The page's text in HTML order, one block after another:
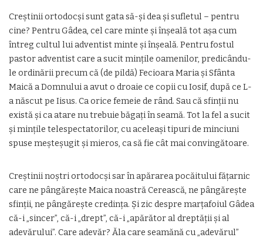
Creştinii ortodocşi sunt gata să-şi dea şi sufletul – pentru
cine? Pentru Gâdea, cel care minte şi înşeală tot aşa cum
întreg cultul lui adventist minte şi înşeală. Pentru fostul
pastor adventist care a sucit minţile oamenilor, predicându-
le ordinării precum că (de pildă) Fecioara Maria şi Sfânta
Maică a Domnului a avut o droaie ce copii cu Iosif, după ce L-
a născut pe Iisus. Ca orice femeie de rând. Sau că sfinţii nu
există şi ca atare nu trebuie băgaţi în seamă. Tot la fel a sucit
şi minţile telespectatorilor, cu aceleaşi tipuri de minciuni
spuse meşteşugit şi mieros, ca să fie cât mai convingătoare.
Creştinii noştri ortodocşi sar în apărarea pocăitului făţarnic
care ne pângăreşte Maica noastră Cerească, ne pângăreşte
sfinţii, ne pângăreşte credinţa. Şi zic despre marţafoiul Gâdea
că-i „sincer”, că-i „drept”, că-i „apărător al dreptăţii şi al
adevărului”. Care adevăr? Ăla care seamănă cu „adevărul”